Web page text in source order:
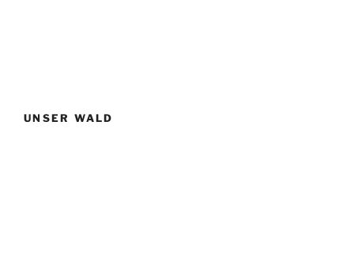
UNSER WALD